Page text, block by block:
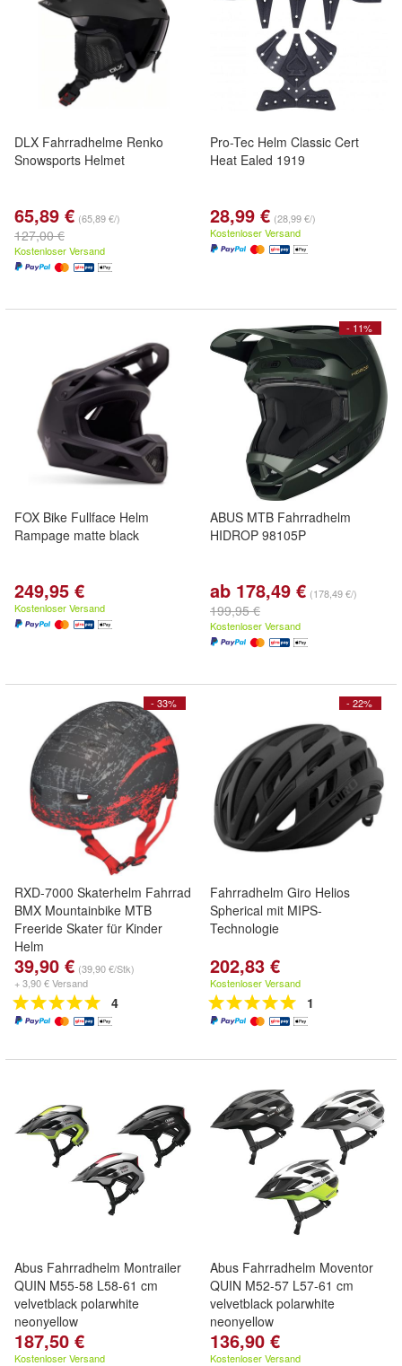
DLX Fahrradhelme Renko
Snowsports Helmet
65,89 € (65,89 €/)
127,00 €
Kostenloser Versand
Pro-Tec Helm Classic Cert
Heat Ealed 1919
28,99 € (28,99 €/)
Kostenloser Versand
FOX Bike Fullface Helm
Rampage matte black
249,95 €
Kostenloser Versand
- 11%
ABUS MTB Fahrradhelm
HIDROP 98105P
ab 178,49 € (178,49 €/)
199,95 €
Kostenloser Versand
- 33%
RXD-7000 Skaterhelm Fahrrad
BMX Mountainbike MTB
Freeride Skater für Kinder
Helm
39,90 € (39,90 €/Stk)
+ 3,90 € Versand
4
- 22%
Fahrradhelm Giro Helios
Spherical mit MIPS-
Technologie
202,83 €
Kostenloser Versand
1
Abus Fahrradhelm Montrailer
QUIN M55-58 L58-61 cm
velvetblack polarwhite
neonyellow
187,50 €
Kostenloser Versand
Abus Fahrradhelm Moventor
QUIN M52-57 L57-61 cm
velvetblack polarwhite
neonyellow
136,90 €
Kostenloser Versand